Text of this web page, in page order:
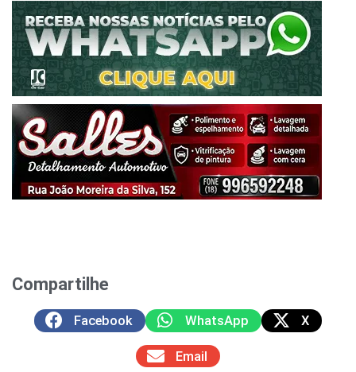
Compartilhe
Facebook WhatsApp X
Email